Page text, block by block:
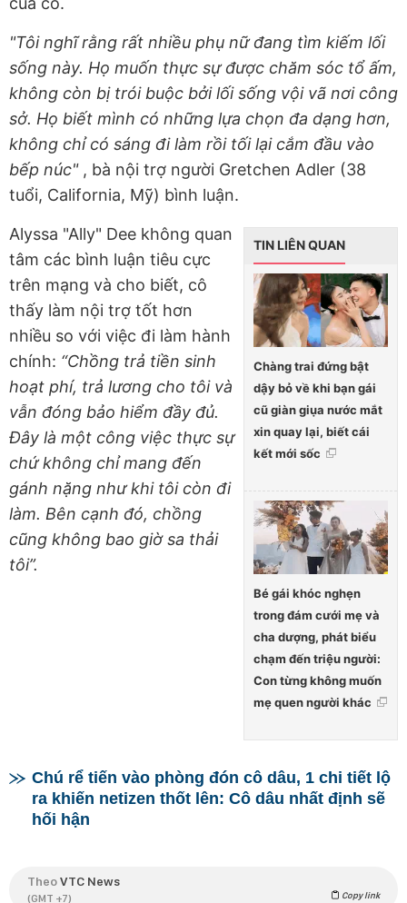
"Tôi nghĩ rằng rất nhiều phụ nữ đang tìm kiếm lối
sống này. Họ muốn thực sự được chăm sóc tổ ấm,
không còn bị trói buộc bởi lối sống vội vã nơi công
sở. Họ biết mình có những lựa chọn đa dạng hơn,
không chỉ có sáng đi làm rồi tối lại cắm đầu vào
bếp núc" , bà nội trợ người Gretchen Adler (38
tuổi, California, Mỹ) bình luận.
TIN LIÊN QUAN
Chàng trai đứng bật
dậy bỏ về khi bạn gái
cũ giàn giụa nước mắt
xin quay lại, biết cái
kết mới sốc
Bé gái khóc nghẹn
trong đám cưới mẹ và
cha dượng, phát biểu
chạm đến triệu người:
Con từng không muốn
mẹ quen người khác
Alyssa "Ally" Dee không quan
tâm các bình luận tiêu cực
trên mạng và cho biết, cô
thấy làm nội trợ tốt hơn
nhiều so với việc đi làm hành
chính: “Chồng trả tiền sinh
hoạt phí, trả lương cho tôi và
vẫn đóng bảo hiểm đầy đủ.
Đây là một công việc thực sự
chứ không chỉ mang đến
gánh nặng như khi tôi còn đi
làm. Bên cạnh đó, chồng
cũng không bao giờ sa thải
tôi”.
Chú rể tiến vào phòng đón cô dâu, 1 chi tiết lộ
ra khiến netizen thốt lên: Cô dâu nhất định sẽ
hối hận
TheoVTC News
(GMT +7) Copy link